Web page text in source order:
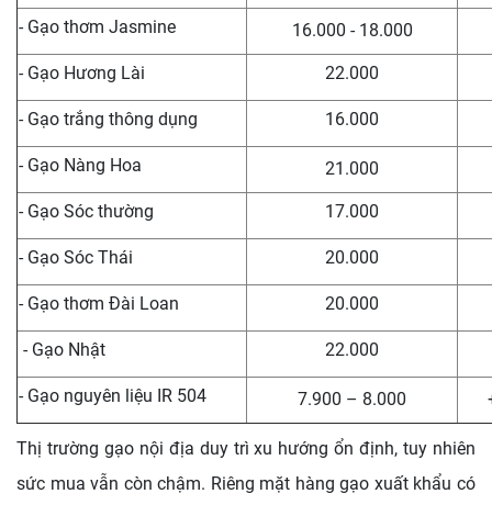
- Gạo thơm Jasmine 16.000 - 18.000
- Gạo Hương Lài 22.000
- Gạo trắng thông dụng 16.000
- Gạo Nàng Hoa 21.000
- Gạo Sóc thường 17.000
- Gạo Sóc Thái 20.000
- Gạo thơm Đài Loan 20.000
- Gạo Nhật 22.000
- Gạo nguyên liệu IR 504 7.900 – 8.000
Thị trường gạo nội địa duy trì xu hướng ổn định, tuy nhiên
sức mua vẫn còn chậm. Riêng mặt hàng gạo xuất khẩu có